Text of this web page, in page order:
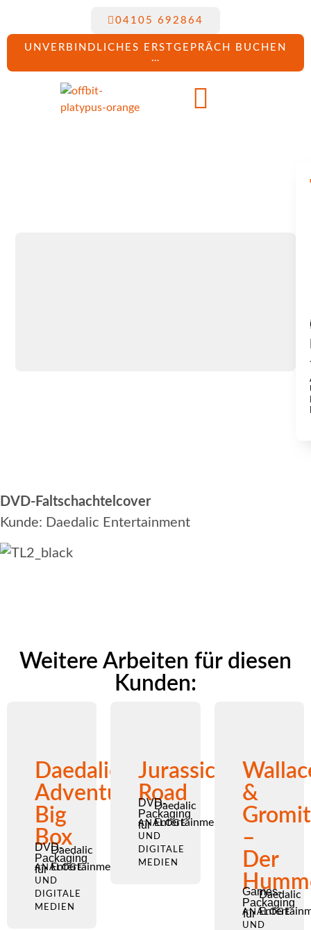
UNVERBINDLICHES ERSTGEPRÄCH BUCHEN
…
04105 692864
DVD-Faltschachtelcover
Kunde: Daedalic Entertainment
Weitere Arbeiten für diesen
Kunden:
Daedalic
Adventure
Big
Box
DVD-
Packaging
für
Daedalic
Entertainment
ANALOGE
UND
DIGITALE
MEDIEN
Jurassic
Road
DVD-
Packaging
für
Daedalic
Entertainment
ANALOGE
UND
DIGITALE
MEDIEN
&
Gromit
–
Der
Games-
Packaging
für
Daedalic
ANALOGE
UND